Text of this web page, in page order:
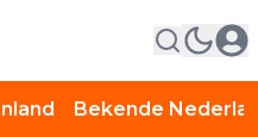
Bekende